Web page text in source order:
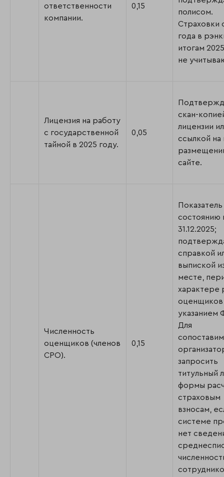
ответственности
компании.
0,15
полисом.
Страховки
года в
итогам
не
Лицензия на работу
с государственной
тайной в 2025 году.
0,05
скан-
лицензии
ссылкой на
сайте.
Численность
оценщиков (членов
СРО).
0,15
состоянию
31.12.2025;
справкой
выпиской
месте,
характере
оценщиков
указанием
Для
запросить
титульный
формы
страховым
взносам,
системе
нет